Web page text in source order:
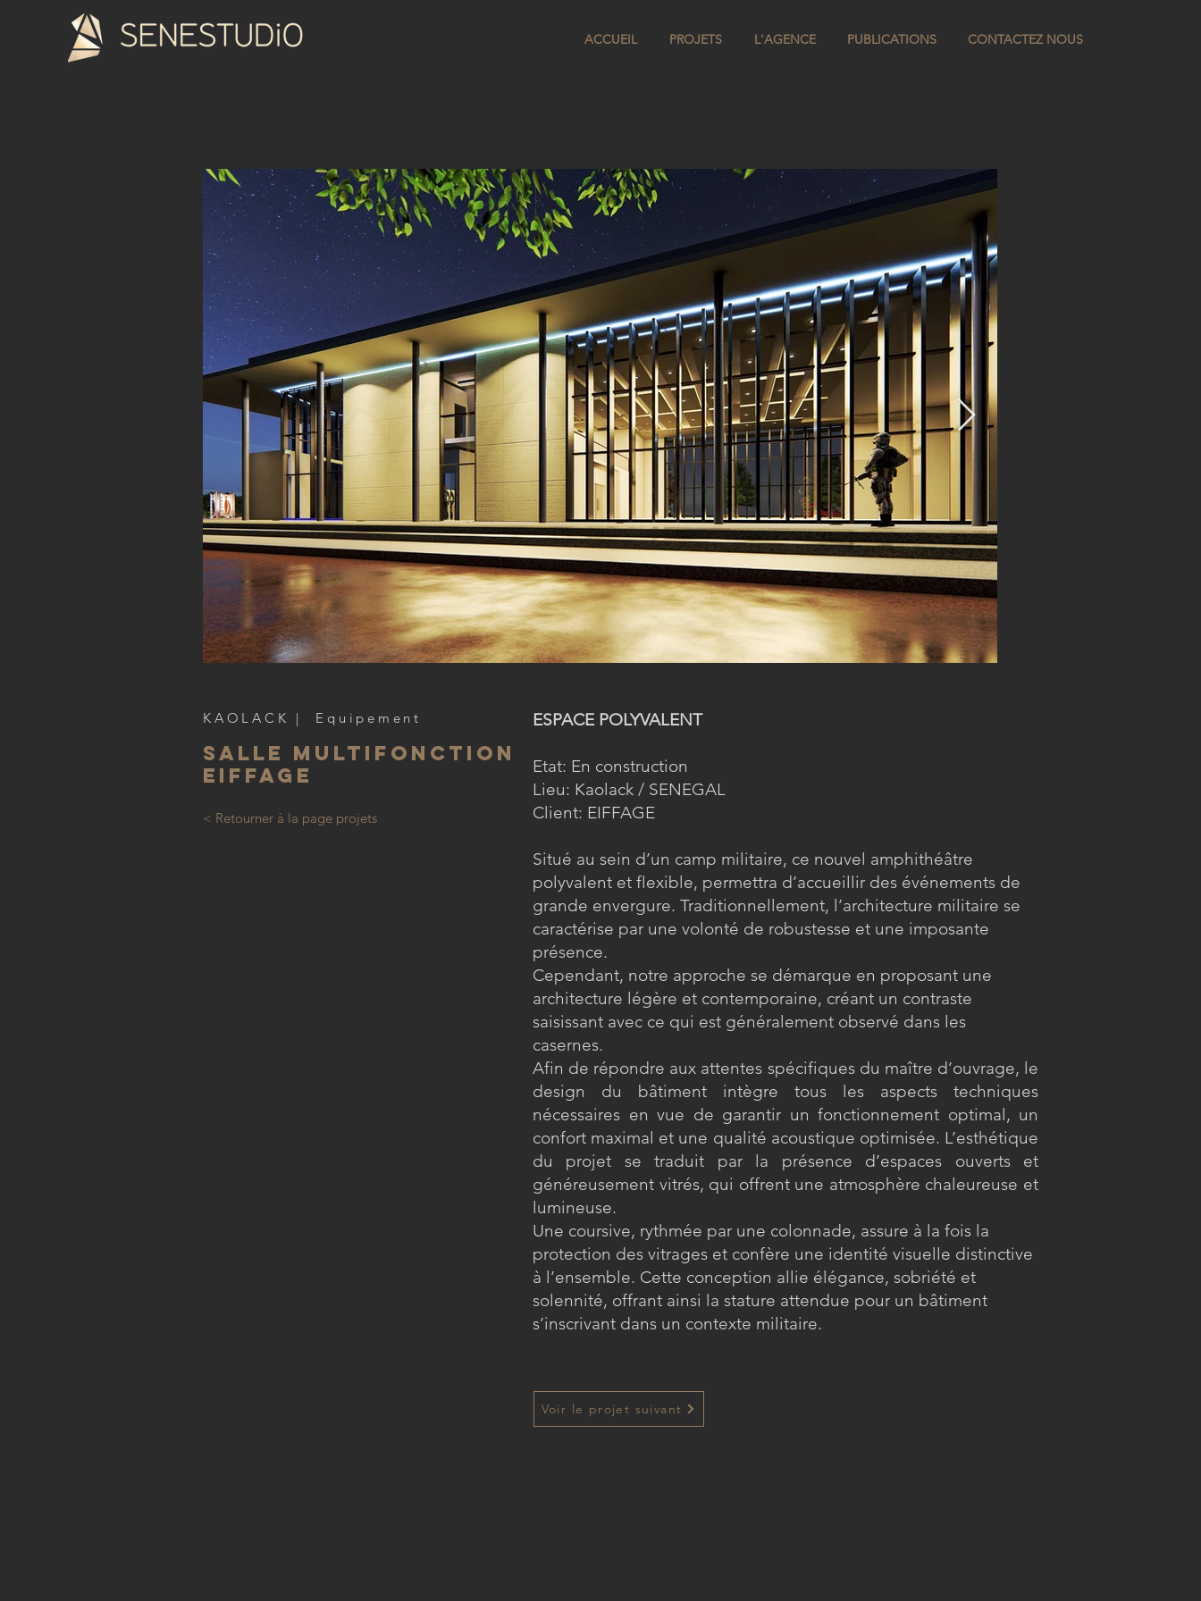
ACCUEIL PROJETS L'AGENCE PUBLICATIONS CONTACTEZ NOUS
KAOLACK | Equipement
Salle Multifonction
EIFFAGE
< Retourner à la page projets
ESPACE POLYVALENT
Etat: En construction
Lieu: Kaolack / SENEGAL
Client: EIFFAGE
Situé au sein d’un camp militaire, ce nouvel amphithéâtre
polyvalent et flexible, permettra d’accueillir des événements de
grande envergure. Traditionnellement, l’architecture militaire se
caractérise par une volonté de robustesse et une imposante
présence.
Cependant, notre approche se démarque en proposant une
architecture légère et contemporaine, créant un contraste
saisissant avec ce qui est généralement observé dans les
casernes.
Afin de répondre aux attentes spécifiques du maître d’ouvrage, le
design du bâtiment intègre tous les aspects techniques
nécessaires en vue de garantir un fonctionnement optimal, un
confort maximal et une qualité acoustique optimisée. L’esthétique
du projet se traduit par la présence d’espaces ouverts et
généreusement vitrés, qui offrent une atmosphère chaleureuse et
lumineuse.
Une coursive, rythmée par une colonnade, assure à la fois la
protection des vitrages et confère une identité visuelle distinctive
à l’ensemble. Cette conception allie élégance, sobriété et
solennité, offrant ainsi la stature attendue pour un bâtiment
s’inscrivant dans un contexte militaire.
Voir le projet suivant